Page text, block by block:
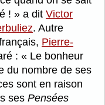
!
a dit Victor
. Autre
Pierre-
:
Le bonheur
du nombre de ses
sont en raison
ses Pensées